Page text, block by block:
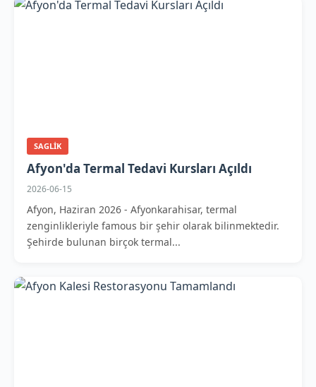
SAGLIK
Afyon'da Termal Tedavi Kursları Açıldı
2026-06-15
Afyon, Haziran 2026 - Afyonkarahisar, termal
zenginlikleriyle famous bir şehir olarak bilinmektedir.
Şehirde bulunan birçok termal...